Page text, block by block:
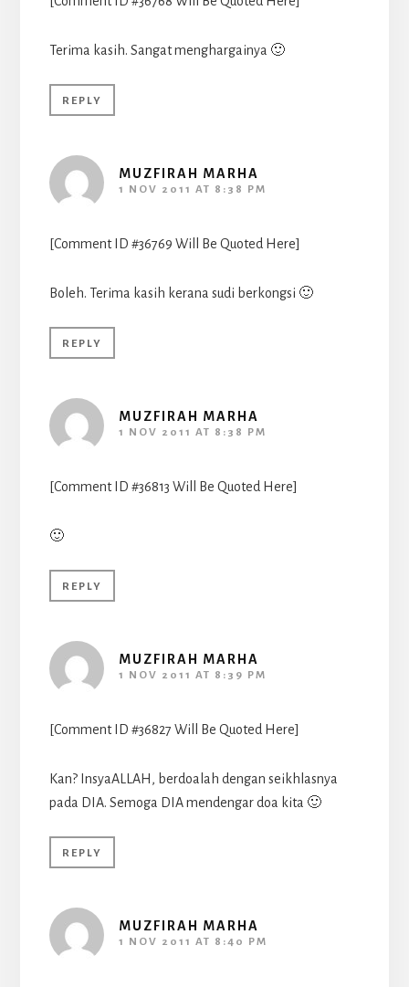
Terima kasih. Sangat menghargainya 🙂
REPLY
MUZFIRAH MARHA
1 NOV 2011 AT 8:38 PM
[Comment ID #36769 Will Be Quoted Here]
Boleh. Terima kasih kerana sudi berkongsi 🙂
REPLY
MUZFIRAH MARHA
1 NOV 2011 AT 8:38 PM
[Comment ID #36813 Will Be Quoted Here]
🙂
REPLY
MUZFIRAH MARHA
1 NOV 2011 AT 8:39 PM
[Comment ID #36827 Will Be Quoted Here]
Kan? InsyaALLAH, berdoalah dengan seikhlasnya
pada DIA. Semoga DIA mendengar doa kita 🙂
REPLY
MUZFIRAH MARHA
1 NOV 2011 AT 8:40 PM